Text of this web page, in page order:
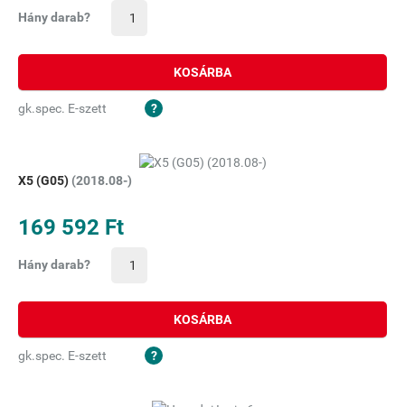
Hány darab?
KOSÁRBA
gk.spec. E-szett
X5 (G05) (2018.08-)
169 592 Ft
Hány darab?
KOSÁRBA
gk.spec. E-szett